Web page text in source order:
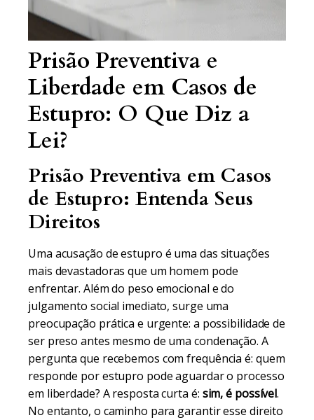
Prisão Preventiva e
Liberdade em Casos de
Estupro: O Que Diz a
Lei?
Prisão Preventiva em Casos
de Estupro: Entenda Seus
Direitos
Uma acusação de estupro é uma das situações
mais devastadoras que um homem pode
enfrentar. Além do peso emocional e do
julgamento social imediato, surge uma
preocupação prática e urgente: a possibilidade de
ser preso antes mesmo de uma condenação. A
pergunta que recebemos com frequência é: quem
responde por estupro pode aguardar o processo
em liberdade? A resposta curta é: sim, é possível.
No entanto, o caminho para garantir esse direito